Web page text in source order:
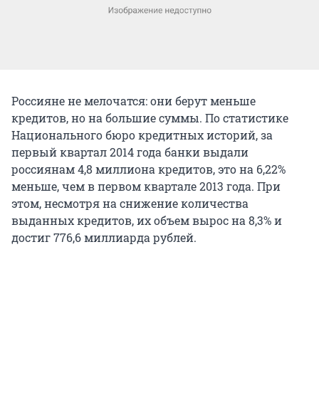
Россияне не мелочатся: они берут меньше
кредитов, но на большие суммы. По статистике
Национального бюро кредитных историй, за
первый квартал 2014 года банки выдали
россиянам 4,8 миллиона кредитов, это на 6,22%
меньше, чем в первом квартале 2013 года. При
этом, несмотря на снижение количества
выданных кредитов, их объем вырос на 8,3% и
достиг 776,6 миллиарда рублей.